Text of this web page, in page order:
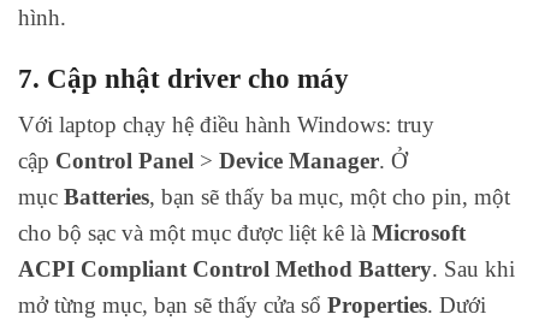
hình.
7. Cập nhật driver cho máy
Với laptop chạy hệ điều hành Windows: truy
cập Control Panel > Device Manager. Ở
mục Batteries, bạn sẽ thấy ba mục, một cho pin, một
cho bộ sạc và một mục được liệt kê là Microsoft
ACPI Compliant Control Method Battery. Sau khi
mở từng mục, bạn sẽ thấy cửa sổ Properties. Dưới